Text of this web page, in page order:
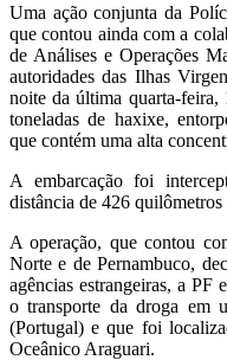
Uma ação conjunta da
que contou ainda com a
de Análises e Operações
autoridades das Ilhas
noite da última quarta-
toneladas de haxixe,
que contém uma alta
A embarcação foi
distância de 426 quilômetros
A operação, que contou
Norte e de Pernambuco,
agências estrangeiras, a
o transporte da droga em
(Portugal) e que foi
Oceânico Araguari.